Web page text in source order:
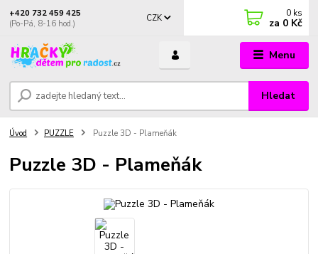
Menu
CZK
Hledat
+420 732 459 425
(Po-Pá, 8-16 hod.)
0 ks
za 0 Kč
Úvod PUZZLE Puzzle 3D - Plameňák
Puzzle 3D - Plameňák